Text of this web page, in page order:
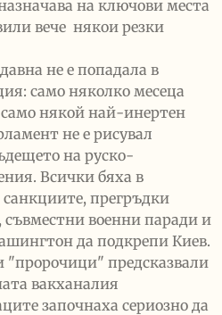
на ключови места
вече някои резки
не е попадала в
само няколко месеца
някой най-инертен
не е рисувал
на руско-
Всички бяха в
прегръдки
военни паради и
да подкрепи Киев.
"пророчици" предсказвали
вакханалия
започнаха сериозно да